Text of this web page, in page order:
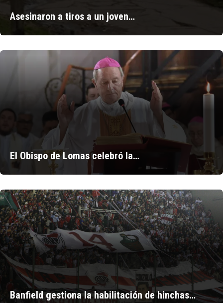
Asesinaron a tiros a un joven…
El Obispo de Lomas celebró la…
Banfield gestiona la habilitación de hinchas…